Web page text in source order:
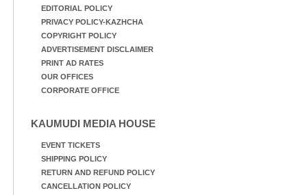
EDITORIAL POLICY
PRIVACY POLICY-KAZHCHA
COPYRIGHT POLICY
ADVERTISEMENT DISCLAIMER
PRINT AD RATES
OUR OFFICES
CORPORATE OFFICE
KAUMUDI MEDIA HOUSE
EVENT TICKETS
SHIPPING POLICY
RETURN AND REFUND POLICY
CANCELLATION POLICY